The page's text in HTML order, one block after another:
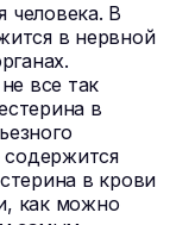
человека. В
в нервной
все так
в
содержится
в крови
как можно